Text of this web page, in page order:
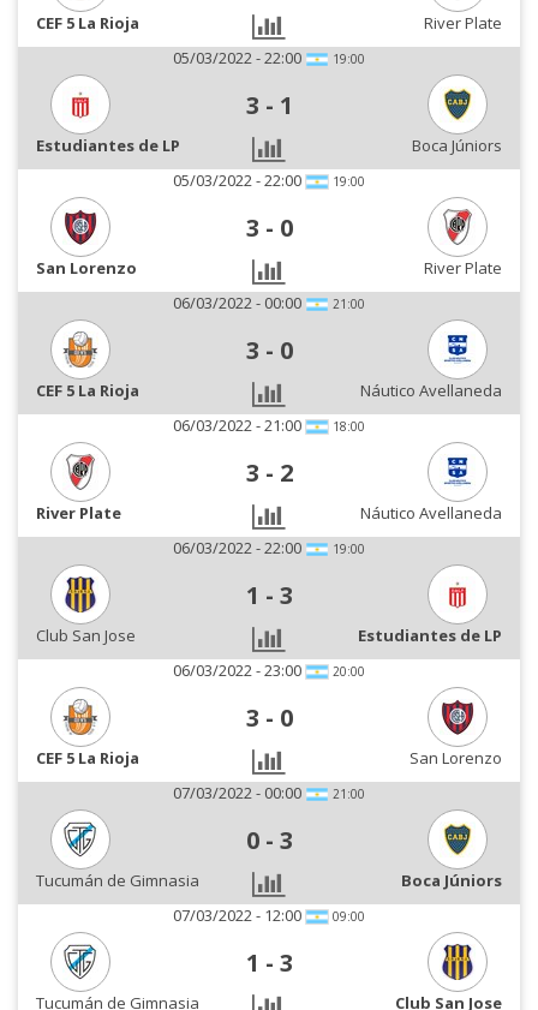
CEF 5 La Rioja
River Plate
05/03/2022 - 22:00
19:00
3 - 1
Estudiantes de LP
Boca Júniors
05/03/2022 - 22:00
19:00
3 - 0
San Lorenzo
River Plate
06/03/2022 - 00:00
21:00
3 - 0
CEF 5 La Rioja
Náutico Avellaneda
06/03/2022 - 21:00
18:00
3 - 2
River Plate
Náutico Avellaneda
06/03/2022 - 22:00
19:00
1 - 3
Club San Jose
Estudiantes de LP
06/03/2022 - 23:00
20:00
3 - 0
CEF 5 La Rioja
San Lorenzo
07/03/2022 - 00:00
21:00
0 - 3
Tucumán de Gimnasia
Boca Júniors
07/03/2022 - 12:00
09:00
1 - 3
Tucumán de Gimnasia Club San Jose